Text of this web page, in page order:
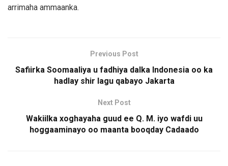
arrimaha ammaanka.
Previous Post
Safiirka Soomaaliya u fadhiya dalka Indonesia oo ka
hadlay shir lagu qabayo Jakarta
Next Post
Wakiilka xoghayaha guud ee Q. M. iyo wafdi uu
hoggaaminayo oo maanta booqday Cadaado